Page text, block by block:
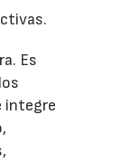
Es
integre